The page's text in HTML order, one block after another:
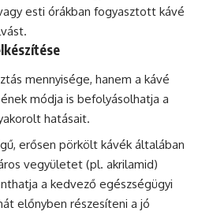
esti órákban fogyasztott kávé
mennyisége, hanem a kávé
módja is befolyásolhatja a
hatásait.
erősen pörkölt kávék általában
vegyületet (pl. akrilamid)
a kedvező egészségügyi
előnyben részesíteni a jó